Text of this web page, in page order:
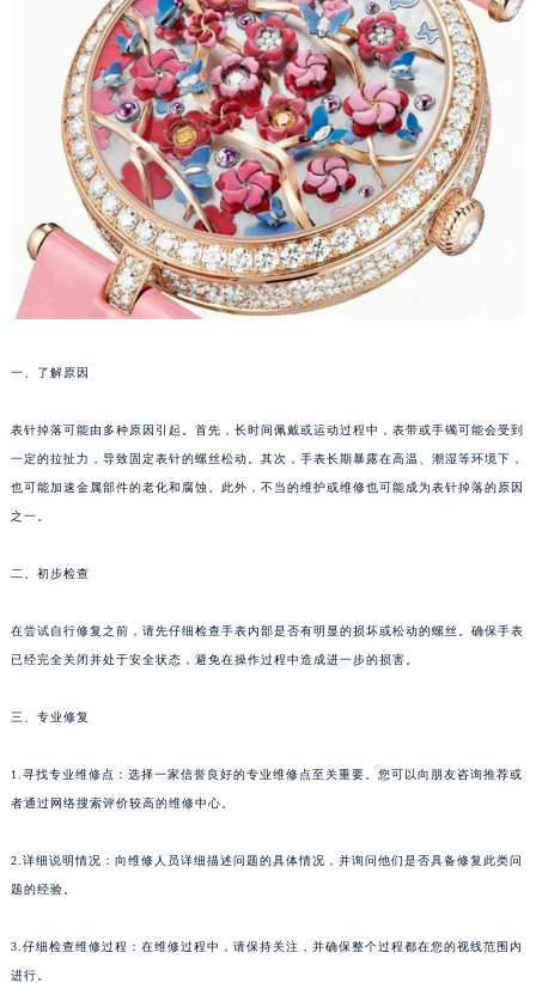
一、了解原因
表针掉落可能由多种原因引起。首先，长时间佩戴或运动过程中，表带或手镯可能会受到
一定的拉扯力，导致固定表针的螺丝松动。其次，手表长期暴露在高温、潮湿等环境下，
也可能加速金属部件的老化和腐蚀。此外，不当的维护或维修也可能成为表针掉落的原因
之一。
二、初步检查
在尝试自行修复之前，请先仔细检查手表内部是否有明显的损坏或松动的螺丝。确保手表
已经完全关闭并处于安全状态，避免在操作过程中造成进一步的损害。
三、专业修复
1.寻找专业维修点：选择一家信誉良好的专业维修点至关重要。您可以向朋友咨询推荐或
者通过网络搜索评价较高的维修中心。
2.详细说明情况：向维修人员详细描述问题的具体情况，并询问他们是否具备修复此类问
题的经验。
3.仔细检查维修过程：在维修过程中，请保持关注，并确保整个过程都在您的视线范围内
进行。